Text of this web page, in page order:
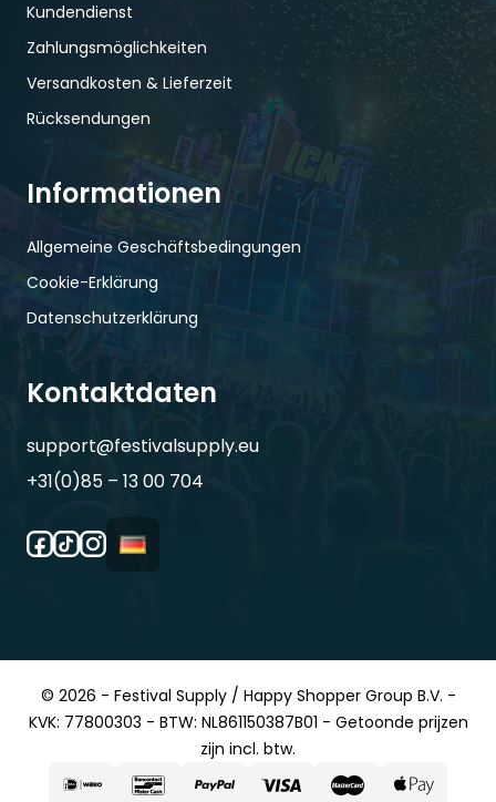
Kundendienst
Zahlungsmöglichkeiten
Versandkosten & Lieferzeit
Rücksendungen
Informationen
Allgemeine Geschäftsbedingungen
Cookie-Erklärung
Datenschutzerklärung
Kontaktdaten
support@festivalsupply.eu
+31(0)85 – 13 00 704
© 2026 - Festival Supply / Happy Shopper Group B.V. -
KVK: 77800303 - BTW: NL861150387B01 - Getoonde prijzen
zijn incl. btw.